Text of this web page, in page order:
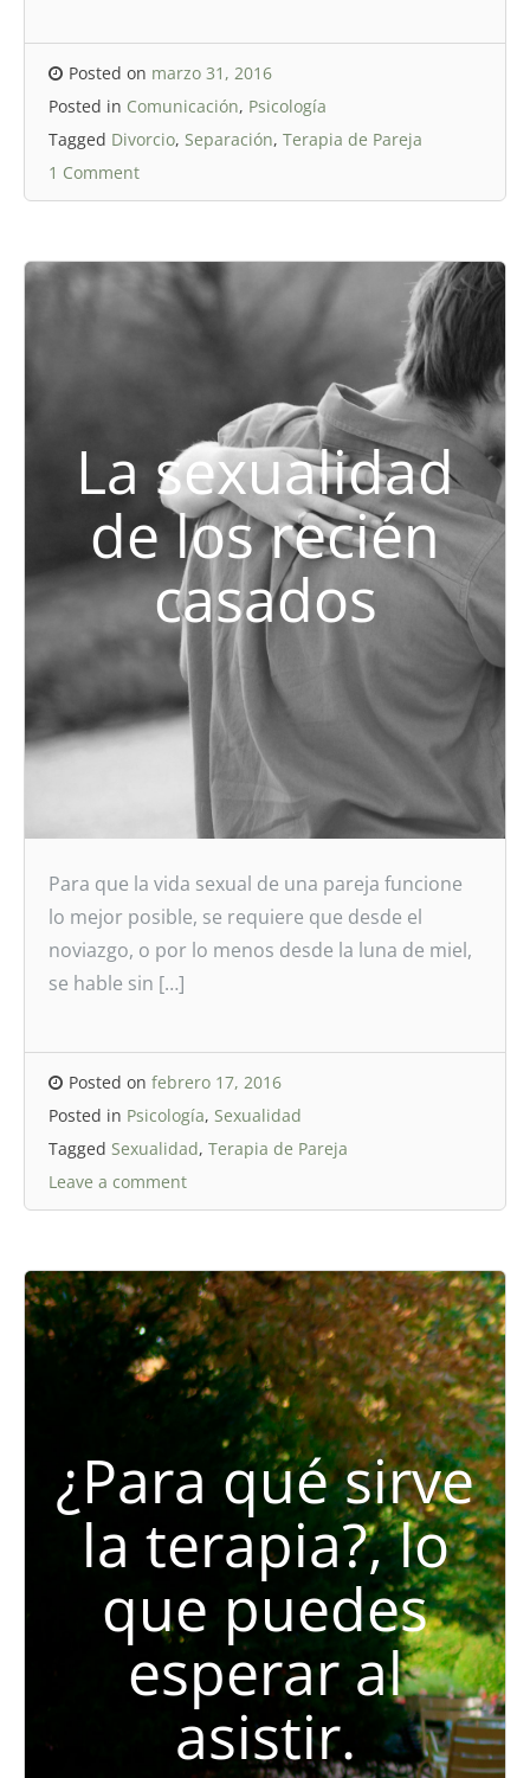
Posted on marzo 31, 2016
Posted in Comunicación, Psicología
Tagged Divorcio, Separación, Terapia de Pareja
1 Comment
La sexualidad
de los recién
casados
Para que la vida sexual de una pareja funcione
lo mejor posible, se requiere que desde el
noviazgo, o por lo menos desde la luna de miel,
se hable sin […]
Posted on febrero 17, 2016
Posted in Psicología, Sexualidad
Tagged Sexualidad, Terapia de Pareja
Leave a comment
¿Para qué sirve
la terapia?, lo
que puedes
esperar al
asistir.